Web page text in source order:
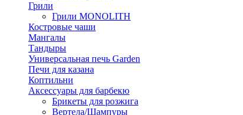
Грили
Грили MONOLITH
Костровые чаши
Мангалы
Тандыры
Универсальная печь Garden
Печи для казана
Коптильни
Аксессуары для барбекю
Брикеты для розжига
Вертела/Шампуры